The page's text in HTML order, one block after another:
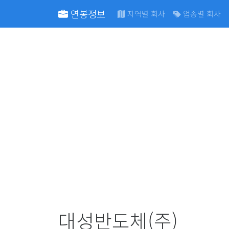
연봉정보 지역별 회사 업종별 회사
대성반도체(주)